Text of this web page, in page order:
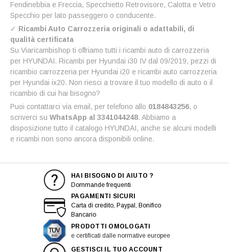
Fendinebbia e Freccia, Specchietto Retrovisore, Calotta e Vetro
Specchio per lato passeggero o conducente.
✓ Ricambi Auto Carrozzeria originali o adattabili, di
qualità certificata
Su Viaricambishop ti offriamo tutti i ricambi auto di carrozzeria
per HYUNDAI. Ricambi per Hyundai i30 IV dal 09/2019, pezzi di
ricambio carrozzeria per Hyundai i20 e ricambi auto carrozzeria
per Hyundai ix20. Non riesci a trovare il tuo modello di auto o il
ricambio di cui hai bisogno?
Puoi contattarci via email, per telefono allo 0184843256, o
scriverci su WhatsApp al 3341044248. Abbiamo a
disposizione tutto il catalogo HYUNDAI, anche se alcuni modelli
e ricambi non sono ancora disponibili online.
HAI BISOGNO DI AIUTO ?
Dommande frequenti
PAGAMENTI SICURI
Carta di credito, Paypal, Bonifico
Bancario
PRODOTTI OMOLOGATI
e certificati dalle normative europee
GESTISCI IL TUO ACCOUNT